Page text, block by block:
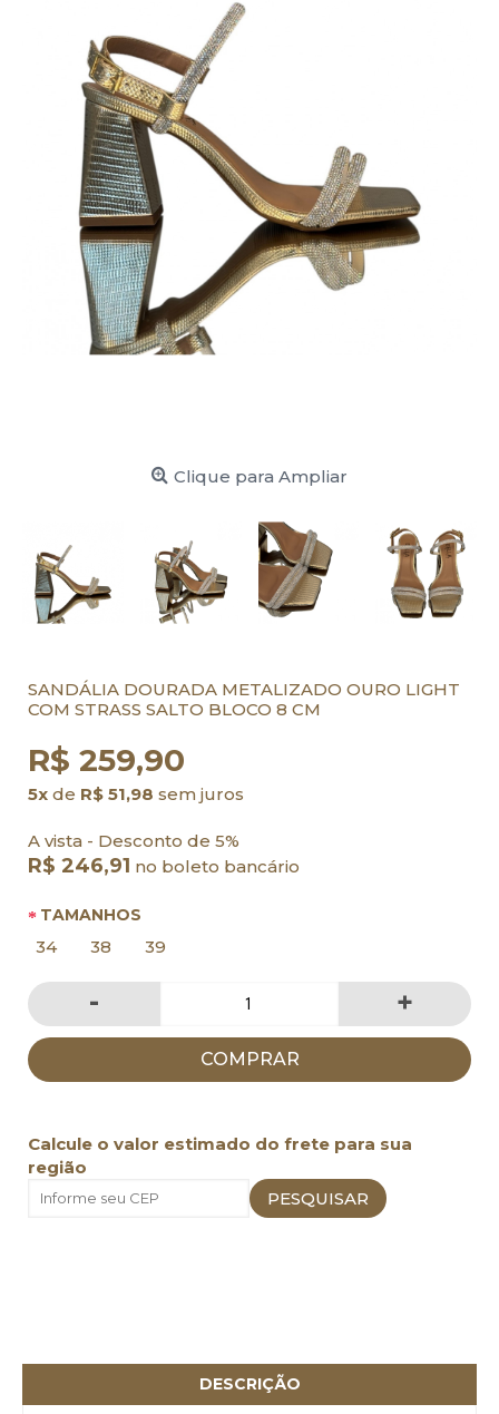
Clique para Ampliar
SANDÁLIA DOURADA METALIZADO OURO LIGHT
COM STRASS SALTO BLOCO 8 CM
R$ 259,90
5x de R$ 51,98 sem juros
A vista - Desconto de 5%
R$ 246,91 no boleto bancário
TAMANHOS
34 38 39
- +
COMPRAR
Calcule o valor estimado do frete para sua
região
DESCRIÇÃO